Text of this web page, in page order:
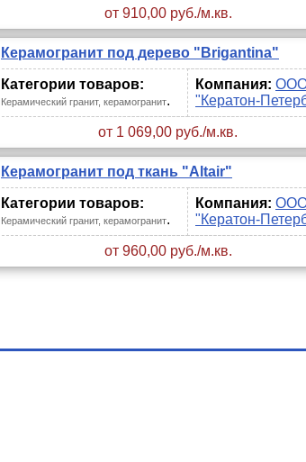
от 910,00 руб./м.кв.
Керамогранит под дерево "Brigantina"
Категории товаров:
Керамический гранит, керамогранит.
Компания:
"Кератон-
от 1 069,00 руб./м.кв.
Керамогранит под ткань "Altair"
Категории товаров:
Керамический гранит, керамогранит.
Компания:
"Кератон-
от 960,00 руб./м.кв.